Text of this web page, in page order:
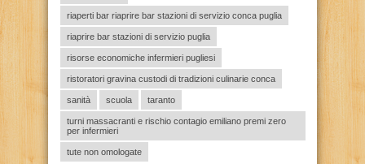
riaperti bar riaprire bar stazioni di servizio conca puglia
riaprire bar stazioni di servizio puglia
risorse economiche infermieri pugliesi
ristoratori gravina custodi di tradizioni culinarie conca
sanità scuola taranto
turni massacranti e rischio contagio emiliano premi zero
per infermieri
tute non omologate